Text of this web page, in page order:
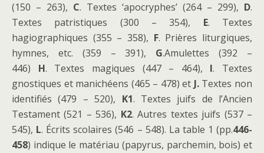
(150 – 263), C. Textes ‘apocryphes’ (264 – 299), D.
Textes patristiques (300 – 354), E. Textes
hagiographiques (355 – 358), F. Prières liturgiques,
hymnes, etc. (359 – 391), G.Amulettes (392 –
446) H. Textes magiques (447 – 464), I. Textes
gnostiques et manichéens (465 – 478) et J.Textes non
identifiés (479 – 520), K1. Textes juifs de l’Ancien
Testament (521 – 536), K2. Autres textes juifs (537 –
545), L. Écrits scolaires (546 – 548). La table 1 (pp.446-
458) indique le matériau (papyrus, parchemin, bois) et